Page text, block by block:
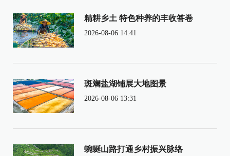
精耕乡土 特色种养的丰收答卷
2026-08-06 14:41
斑斓盐湖铺展大地图景
2026-08-06 13:31
蜿蜒山路打通乡村振兴脉络